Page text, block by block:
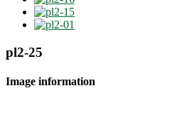
pl2-25
Image information